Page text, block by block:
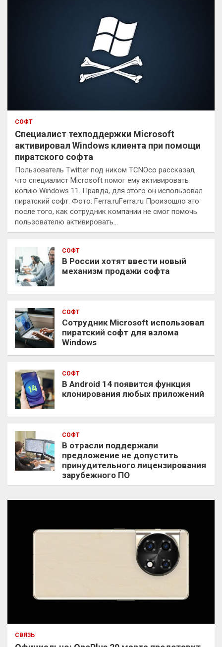
СОФТ
Специалист техподдержки Microsoft
активировал Windows клиента при помощи
пиратского софта
Пользователь Twitter под ником TCNOco рассказал,
что специалист Microsoft помог ему активировать
копию Windows 11. Правда, для этого он использовал
пиратский софт. Фото: Ferra.ruFerra.ru Произошло это
после того, как сотрудник компании не смог помочь
пользователю активировать…
СОФТ
В России хотят ввести новый
механизм продажи софта
СОФТ
Сотрудник Microsoft использовал
пиратский софт для взлома
Windows
СОФТ
В Android 14 появится функция
клонирования любых приложений
СОФТ
В отрасли поддержали
предложение не допустить
принудительного лицензирования
зарубежного ПО
СВЯЗЬ